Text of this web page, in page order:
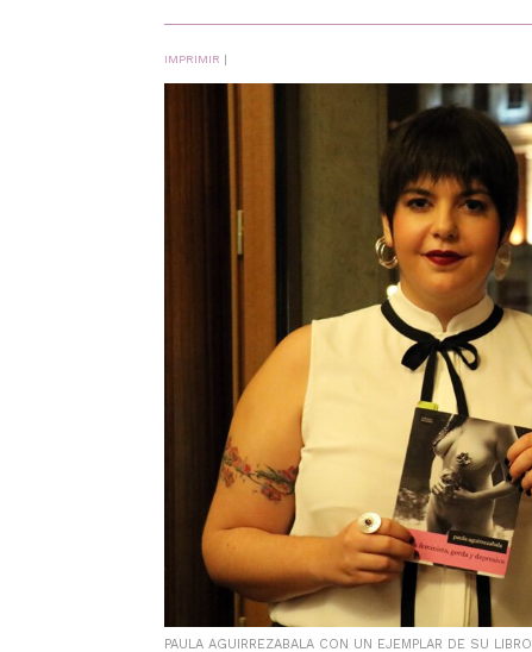
IMPRIMIR |
PAULA AGUIRREZABALA CON UN EJEMPLAR DE SU